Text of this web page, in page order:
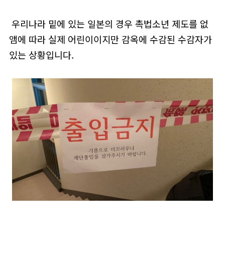
우리나라 밑에 있는 일본의 경우 촉법소년 제도를 없
앰에 따라 실제 어린이이지만 감옥에 수감된 수감자가
있는 상황입니다.